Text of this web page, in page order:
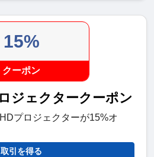
15%
クーポン
ジェクタークーポン
プロジェクターが15%オ
取引を得る